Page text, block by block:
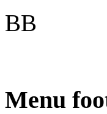
BB
Menu